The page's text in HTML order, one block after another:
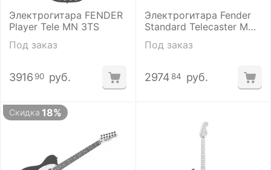
Электрогитара FENDER
Player Tele MN 3TS
Под заказ
3916 90 руб.
Электрогитара Fender
Standard Telecaster MN
Под заказ
2974 84 руб.
Скидка 18%